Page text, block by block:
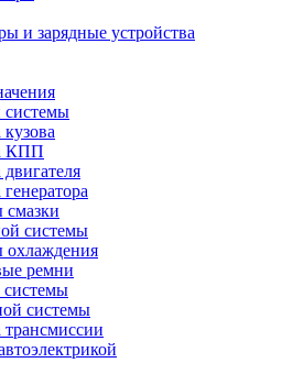
и зарядные устройства
системы
КПП
смазки
системы
охлаждения
ремни
системы
системы